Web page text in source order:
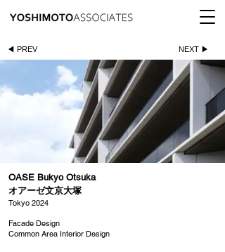
◀ PREV NEXT ▶
OASE Bukyo Otsuka
オアーゼ文京大塚
Tokyo 2024
Facade Design
Common Area Interior Design